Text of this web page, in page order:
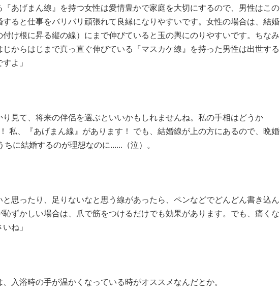
『あげまん線』を持つ女性は愛情豊かで家庭を大切にするので、男性はこの
すると仕事をバリバリ頑張れて良縁になりやすいです。女性の場合は、結婚
け根に昇る縦の線）にまで伸びていると玉の輿にのりやすいです。ちなみ
じからはじまで真っ直ぐ伸びている『マスカケ線』を持った男性は出世する
よ」
り見て、将来の伴侶を選ぶといいかもしれませんね。私の手相はどうか
私、『あげまん線』があります！ でも、結婚線が上の方にあるので、晩婚
ちに結婚するのが理想なのに......（泣）。
と思ったり、足りないなと思う線があったら、ペンなどでどんどん書き込ん
恥ずかしい場合は、爪で筋をつけるだけでも効果があります。でも、痛くな
ね」
入浴時の手が温かくなっている時がオススメなんだとか。